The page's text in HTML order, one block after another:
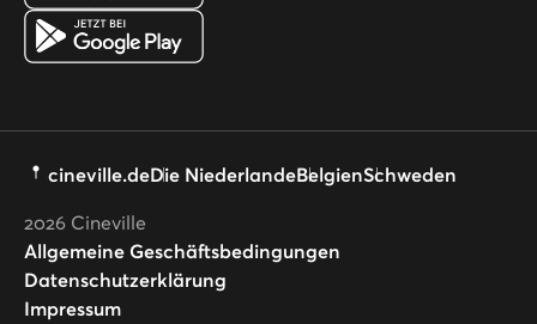
cineville.deDie NiederlandeBelgienSchweden
2026 Cineville
Allgemeine Geschäftsbedingungen
Datenschutzerklärung
Impressum